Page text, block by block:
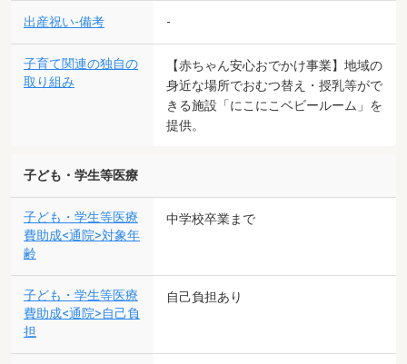
出産祝い-備考 -
子育て関連の独自の
取り組み
【赤ちゃん安心おでかけ事業】地域の
身近な場所でおむつ替え・授乳等がで
きる施設「にこにこベビールーム」を
提供。
子ども・学生等医療
子ども・学生等医療
費助成<通院>対象年
齢
中学校卒業まで
子ども・学生等医療
費助成<通院>自己負
担
自己負担あり